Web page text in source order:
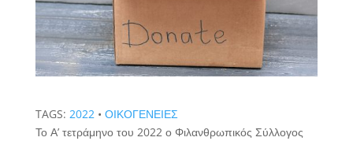
TAGS: 2022• ΟΙΚΟΓΕΝΕΙΕΣ
Το Α’ τετράμηνο του 2022 ο Φιλανθρωπικός Σύλλογος